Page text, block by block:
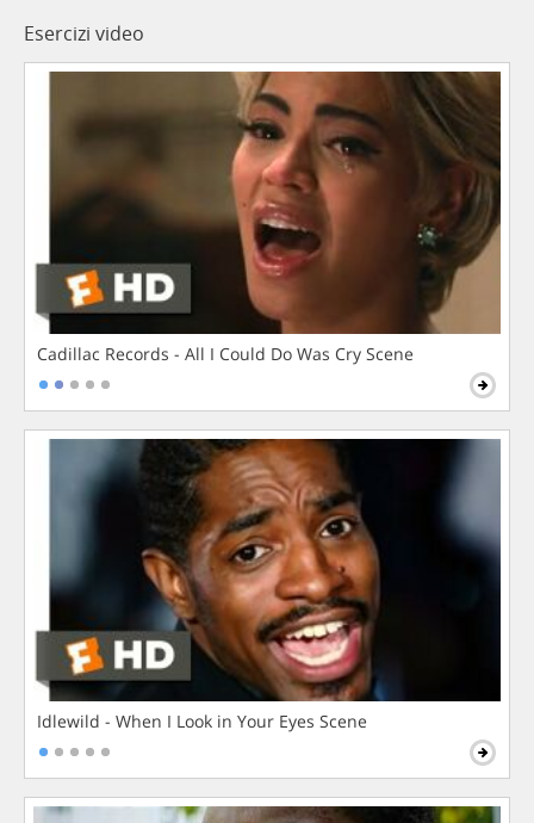
Esercizi video
Cadillac Records - All I Could Do Was Cry Scene
Idlewild - When I Look in Your Eyes Scene